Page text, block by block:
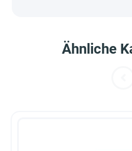
Ähnliche